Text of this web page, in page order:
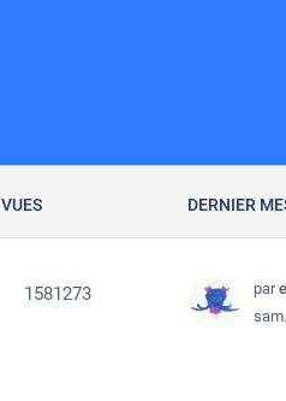
VUES DERNIER
1581273 par